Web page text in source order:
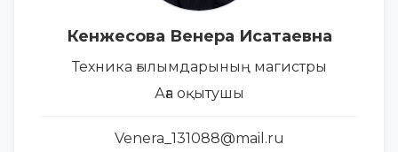
Кенжесова Венера Исатаевна
Техника ғылымдарының магистры
Аға оқытушы
Venera_131088@mail.ru